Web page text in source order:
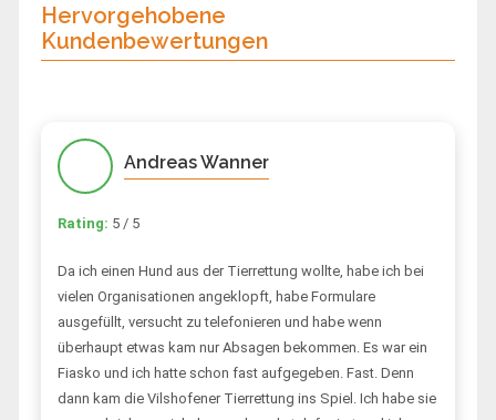
Hervorgehobene
Kundenbewertungen
Andreas Wanner
Rating: 5 / 5
Da ich einen Hund aus der Tierrettung wollte, habe ich bei
vielen Organisationen angeklopft, habe Formulare
ausgefüllt, versucht zu telefonieren und habe wenn
überhaupt etwas kam nur Absagen bekommen. Es war ein
Fiasko und ich hatte schon fast aufgegeben. Fast. Denn
dann kam die Vilshofener Tierrettung ins Spiel. Ich habe sie